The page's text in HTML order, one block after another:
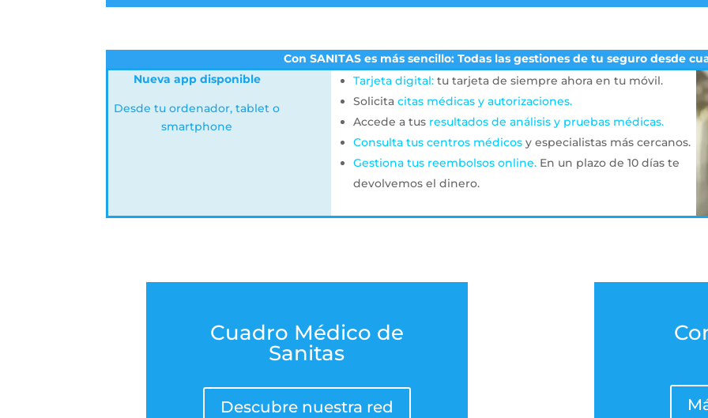
Con SANITAS es más sencillo: Todas las gestiones de tu seguro desde
Nueva app disponible
Desde tu ordenador, tablet o
smartphone
Tarjeta digital: tu tarjeta de siempre ahora en tu móvil.
Solicitacitas médicas y autorizaciones.
Accede a tus resultados de análisis y pruebas médicas.
Consulta tus centros médicos y especialistas más cercanos.
Gestiona tus reembolsos online. En un plazo de 10 días te
devolvemos el dinero.
Cuadro Médico de
Sanitas
Descubre nuestra red